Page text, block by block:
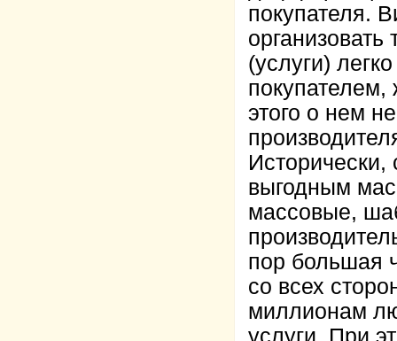
покупателя.
организовать
(услуги)
покупателем,
этого о нем
выгодным
массовые,
пор большая
со всех
миллионам
услуги. При